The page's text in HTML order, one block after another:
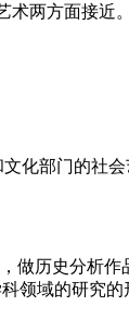
两方面接近。
化部门的社会
做历史分析
领域的研究